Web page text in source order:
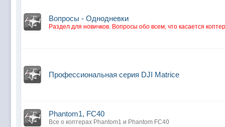
Вопросы - Однодневки
Раздел для новичков. Вопросы обо всем, что касается
Профессиональная серия DJI Matrice
Phantom1, FC40
Все о коптерах Phantom1 и Phantom FC40